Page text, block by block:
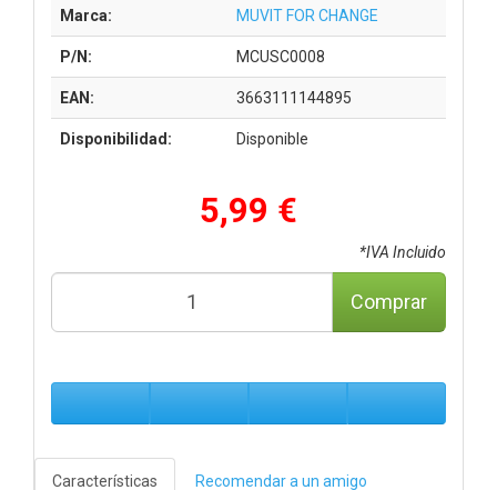
Marca: MUVIT FOR CHANGE
P/N: MCUSC0008
EAN: 3663111144895
Disponibilidad: Disponible
5,99 €
*IVA Incluido
Comprar
Características Recomendar a un amigo